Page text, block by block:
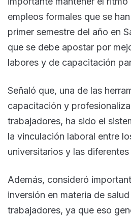
empleos formales que se
primer semestre del año en
que se debe apostar por
labores y de capacitación
Señaló que, una de las
capacitación y
trabajadores, ha sido el
la vinculación laboral entre
universitarios y las diferentes
Además, consideró
inversión en materia de
trabajadores, ya que eso